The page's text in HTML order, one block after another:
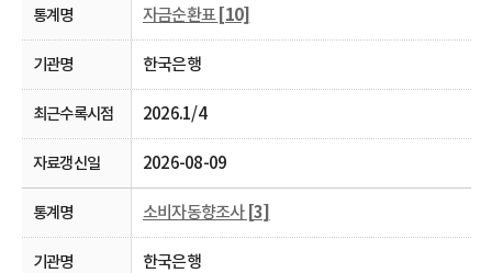
자금순환표 [10]
한국은행
2026.1/4
2026-08-09
소비자동향조사 [3]
한국은행